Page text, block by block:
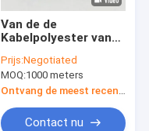
Van de de
Kabelpolyester van
Versterkte van de
het Staalkern Koord
van de de
Combinatiespeelplaats
Prijs:Negotiated
MOQ:1000 meters
Contact nu